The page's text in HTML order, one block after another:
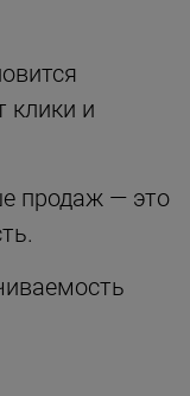
клики и
продаж — это